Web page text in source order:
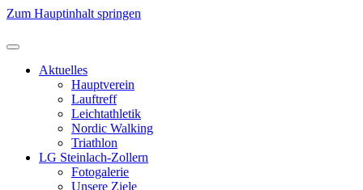
Zum Hauptinhalt springen
Aktuelles
Hauptverein
Lauftreff
Leichtathletik
Nordic Walking
Triathlon
LG Steinlach-Zollern
Fotogalerie
Unsere Ziele